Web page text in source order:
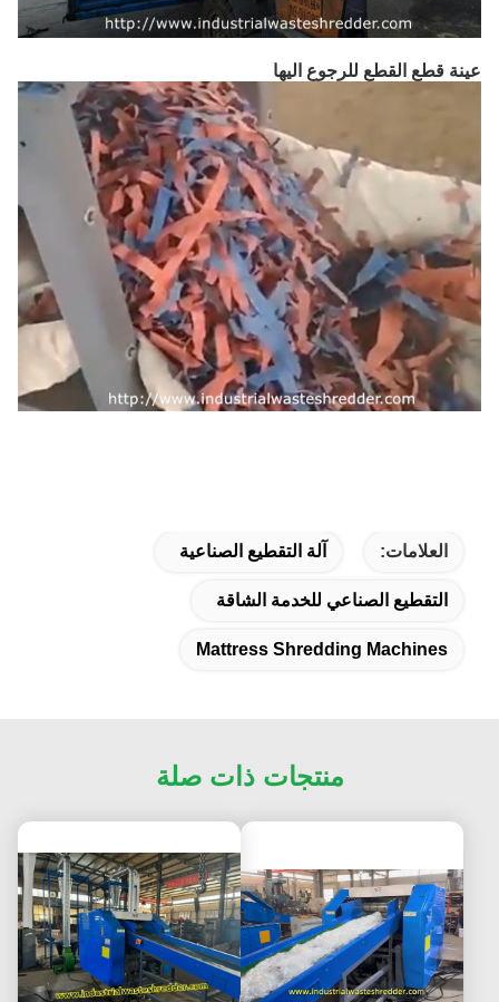
عينة قطع القطع للرجوع اليها
العلامات: آلة التقطيع الصناعية
التقطيع الصناعي للخدمة الشاقة
Mattress Shredding Machines
منتجات ذات صلة